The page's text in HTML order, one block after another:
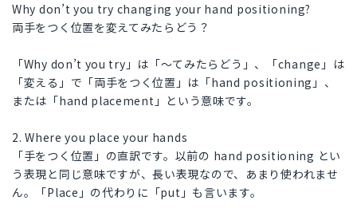
Why don’t you try changing your hand positioning?
両手をつく位置を変えてみたらどう？
「Why don’t you try」は「〜てみたらどう」、「change」は
「変える」で「両手をつく位置」は「hand positioning」、
または「hand placement」という意味です。
2. Where you place your hands
「手をつく位置」の直訳です。以前の hand positioning とい
う表現と同じ意味ですが、長い表現なので、あまり使われませ
ん。「Place」の代わりに「put」も言います。